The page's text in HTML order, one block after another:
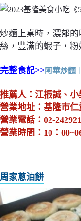
炒麵上桌時，濃郁
絲，豐滿的蝦子，粉
完整食記>>阿華炒麵
推薦人：江振誠、小
營業地址：基隆市
營業電話：02-
營業時間：10：
周家蔥油餅